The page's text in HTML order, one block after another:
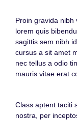
Proin gravida nibh
lorem quis
sagittis sem nibh
cursus a sit amet
nec tellus a odio
mauris vitae erat
Class aptent taciti
nostra, per